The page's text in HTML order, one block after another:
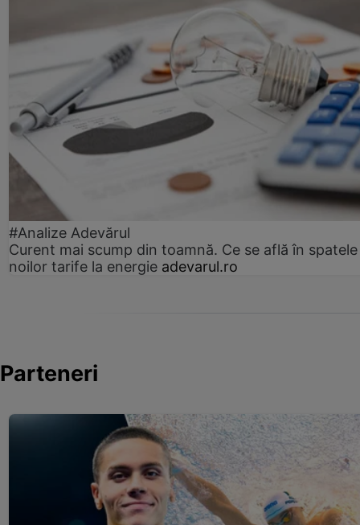
#Analize Adevărul
Curent mai scump din toamnă. Ce se află în spatele
noilor tarife la energie adevarul.ro
Parteneri